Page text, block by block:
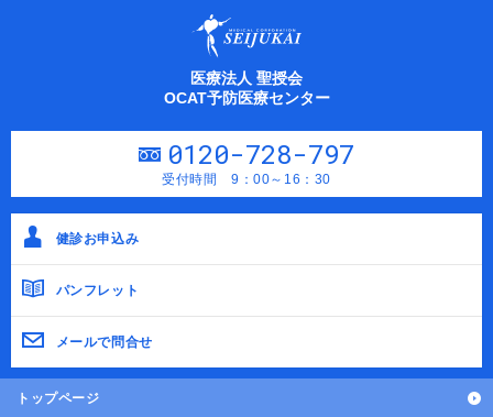
医療法人 聖授会
OCAT予防医療センター
0120-728-797
受付時間 9：00～16：30
健診お申込み
パンフレット
メールで問合せ
トップページ